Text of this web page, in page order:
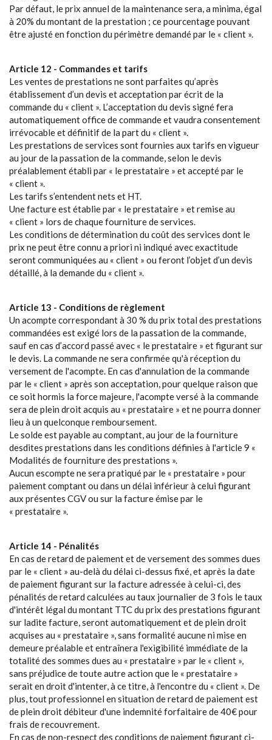
Par défaut, le prix annuel de la maintenance sera, a minima, égal
à 20% du montant de la prestation ; ce pourcentage pouvant
être ajusté en fonction du périmètre demandé par le « client ».
Article 12 - Commandes et tarifs
Les ventes de prestations ne sont parfaites qu’après
établissement d’un devis et acceptation par écrit de la
commande du « client ». L’acceptation du devis signé fera
automatiquement office de commande et vaudra consentement
irrévocable et définitif de la part du « client ».
Les prestations de services sont fournies aux tarifs en vigueur
au jour de la passation de la commande, selon le devis
préalablement établi par « le prestataire » et accepté par le
« client ».
Les tarifs s’entendent nets et HT.
Une facture est établie par « le prestataire » et remise au
« client » lors de chaque fourniture de services.
Les conditions de détermination du coût des services dont le
prix ne peut être connu a priori ni indiqué avec exactitude
seront communiquées au « client » ou feront l’objet d’un devis
détaillé, à la demande du « client ».
Article 13 - Conditions de règlement
Un acompte correspondant à 30 % du prix total des prestations
commandées est exigé lors de la passation de la commande,
sauf en cas d’accord passé avec « le prestataire » et figurant sur
le devis. La commande ne sera confirmée qu'à réception du
versement de l'acompte. En cas d'annulation de la commande
par le « client » après son acceptation, pour quelque raison que
ce soit hormis la force majeure, l'acompte versé à la commande
sera de plein droit acquis au « prestataire » et ne pourra donner
lieu à un quelconque remboursement.
Le solde est payable au comptant, au jour de la fourniture
desdites prestations dans les conditions définies à l'article 9 «
Modalités de fourniture des prestations ».
Aucun escompte ne sera pratiqué par le « prestataire » pour
paiement comptant ou dans un délai inférieur à celui figurant
aux présentes CGV ou sur la facture émise par le
« prestataire ».
Article 14 - Pénalités
En cas de retard de paiement et de versement des sommes dues
par le « client » au-delà du délai ci-dessus fixé, et après la date
de paiement figurant sur la facture adressée à celui-ci, des
pénalités de retard calculées au taux journalier de 3 fois le taux
d'intérêt légal du montant TTC du prix des prestations figurant
sur ladite facture, seront automatiquement et de plein droit
acquises au « prestataire », sans formalité aucune ni mise en
demeure préalable et entraînera l'exigibilité immédiate de la
totalité des sommes dues au « prestataire » par le « client »,
sans préjudice de toute autre action que le « prestataire »
serait en droit d'intenter, à ce titre, à l'encontre du « client ». De
plus, tout professionnel en situation de retard de paiement est
de plein droit débiteur d'une indemnité forfaitaire de 40€ pour
frais de recouvrement.
En cas de non-respect des conditions de paiement figurant ci-